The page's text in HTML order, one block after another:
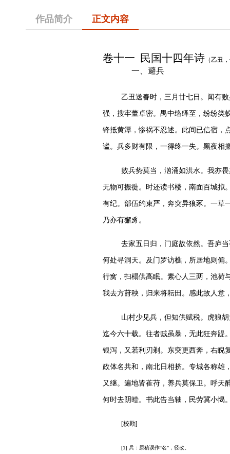
作品简介 正文内容
卷十一 民国十四年诗 （乙丑 ，
一、避兵
乙丑送春时，三月廿七日。闻有
强，搜牢董卓密。禺中络绎至，纷纷类
锋抵黄潭，惨祸不忍述。此间已信宿，
谧。兵多财有限，一得终一失。黑夜相
败兵势莫当，汹涌如洪水。我亦
无物可搬徙。时还读书楼，南面百城拟
有纪。部伍约束严，奔突异狼豕。一草
乃亦有獬豸。
去家五日归，门庭故依然。吾庐
何处寻洞天。及门罗访樵，所居地则偏
行窝，扫榻供高眠。素心人三两，池荷
我去方莳秧，归来将耘田。感此故人意
山村少见兵，但知供赋税。虎狼
迄今六十载。往者贼虽暴，无此狂奔踶
银泻，又若利刃剃 。东突更西奔，右睨
政体名共和，南北日相挤。专城各称雄
又继。 遍地皆萑苻，养兵莫保卫。呼天
何时去阴曀。书此告当轴，民劳冀小愒
[校勘]
[1] 兵 ： 原稿误作“名”，径改。